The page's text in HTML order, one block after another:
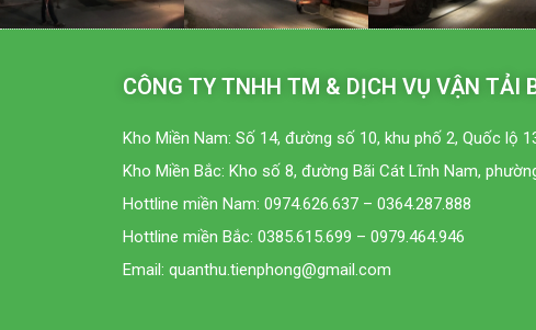
CÔNG TY TNHH TM & DỊCH VỤ VẬN TẢI
Kho Miền Nam: Số 14, đường số 10, khu phố 2, Quốc lộ
Kho Miền Bắc: Kho số 8, đường Bãi Cát Lĩnh Nam,
Hottline miền Nam: 0974.626.637 – 0364.287.888
Hottline miền Bắc: 0385.615.699 – 0979.464.946
Email: quanthu.tienphong@gmail.com